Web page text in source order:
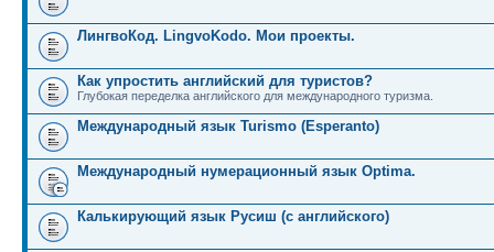
ЛингвоКод. LingvoKodo. Мои проекты.
Как упростить английский для туристов?
Глубокая переделка английского для международного туризма.
Международный язык Turismo (Esperanto)
Международный нумерационный язык Optima.
Калькирующий язык Русиш (с английского)